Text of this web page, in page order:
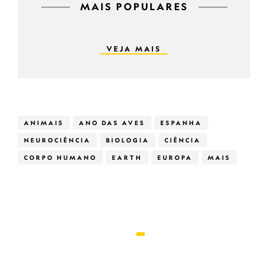
MAIS POPULARES
VEJA MAIS
ANIMAIS ANO DAS AVES ESPANHA
NEUROCIÊNCIA BIOLOGIA CIÊNCIA
CORPO HUMANO EARTH EUROPA MAIS